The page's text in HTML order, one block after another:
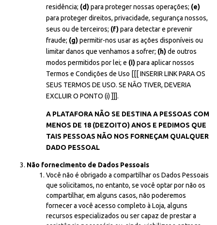
residência; (d)para proteger nossas operações; (e)
para proteger direitos, privacidade, segurança nossos,
seus ou de terceiros; (f)para detectar e prevenir
fraude; (g)permitir-nos usar as ações disponíveis ou
limitar danos que venhamos a sofrer; (h)de outros
modos permitidos por lei; e (i)para aplicar nossos
Termos e Condições de Uso [[[ INSERIR LINK PARA OS
SEUS TERMOS DE USO. SE NÃO TIVER, DEVERIA
EXCLUIR O PONTO (i) ]]].
A PLATAFORA NÃO SE DESTINA A PESSOAS COM
MENOS DE 18 (DEZOITO) ANOS E PEDIMOS QUE
TAIS PESSOAS NÃO NOS FORNEÇAM QUALQUER
DADO PESSOAL
Não fornecimento de Dados Pessoais
Você não é obrigado a compartilhar os Dados Pessoais
que solicitamos, no entanto, se você optar por não os
compartilhar, em alguns casos, não poderemos
fornecer a você acesso completo à Loja, alguns
recursos especializados ou ser capaz de prestar a